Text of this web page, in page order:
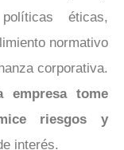
éticas,
normativo
corporativa.
empresa tome
riesgos y
interés.